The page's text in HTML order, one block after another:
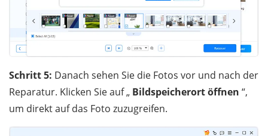
Schritt 5: Danach sehen Sie die Fotos vor und nach der
Reparatur. Klicken Sie auf „ Bildspeicherort öffnen “,
um direkt auf das Foto zuzugreifen.